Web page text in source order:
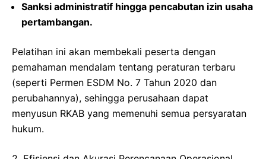
Sanksi administratif hingga pencabutan izin usaha
pertambangan.
Pelatihan ini akan membekali peserta dengan
pemahaman mendalam tentang peraturan terbaru
(seperti Permen ESDM No. 7 Tahun 2020 dan
perubahannya), sehingga perusahaan dapat
menyusun RKAB yang memenuhi semua persyaratan
hukum.